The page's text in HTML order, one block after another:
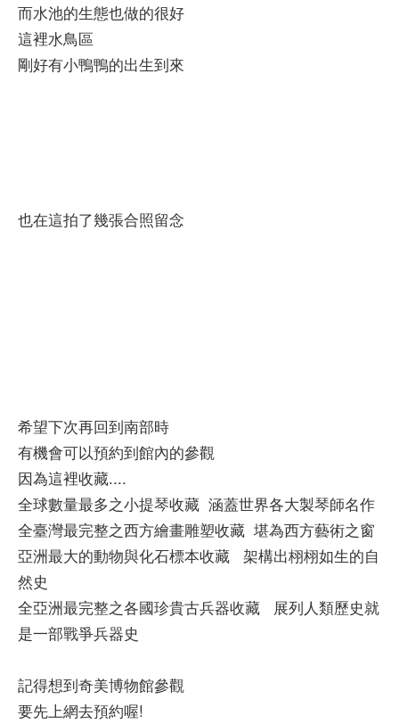
而水池的生態也做的很好
這裡水鳥區
剛好有小鴨鴨的出生到來
也在這拍了幾張合照留念
希望下次再回到南部時
有機會可以預約到館內的參觀
因為這裡收藏....
全球數量最多之小提琴收藏 涵蓋世界各大製琴師名作
全臺灣最完整之西方繪畫雕塑收藏 堪為西方藝術之窗
亞洲最大的動物與化石標本收藏 架構出栩栩如生的自
然史
全亞洲最完整之各國珍貴古兵器收藏 展列人類歷史就
是一部戰爭兵器史
記得想到奇美博物館參觀
要先上網去預約喔!